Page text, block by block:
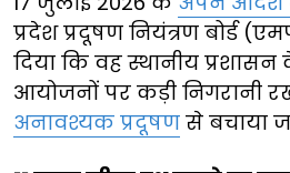
प्रदेश प्रदूषण नियंत्रण बोर्ड
दिया कि वह स्थानीय
आयोजनों पर कड़ी निगरानी
अनावश्यक प्रदूषण से बचाया